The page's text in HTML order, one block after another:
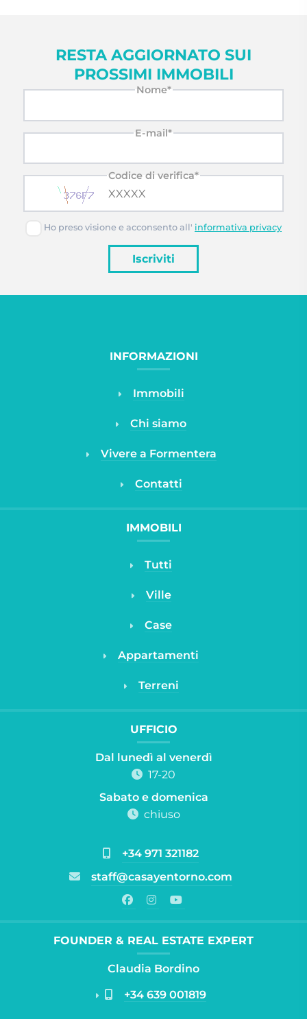
RESTA AGGIORNATO SUI
PROSSIMI IMMOBILI
Nome*
E-mail*
Codice di verifica*
Ho preso visione e acconsento all' informativa privacy
Iscriviti
INFORMAZIONI
Immobili
Chi siamo
Vivere a Formentera
Contatti
IMMOBILI
Tutti
Ville
Case
Appartamenti
Terreni
UFFICIO
Dal lunedì al venerdì
17-20
Sabato e domenica
chiuso
+34 971 321182
staff@casayentorno.com
FOUNDER & REAL ESTATE EXPERT
Claudia Bordino
+34 639 001819